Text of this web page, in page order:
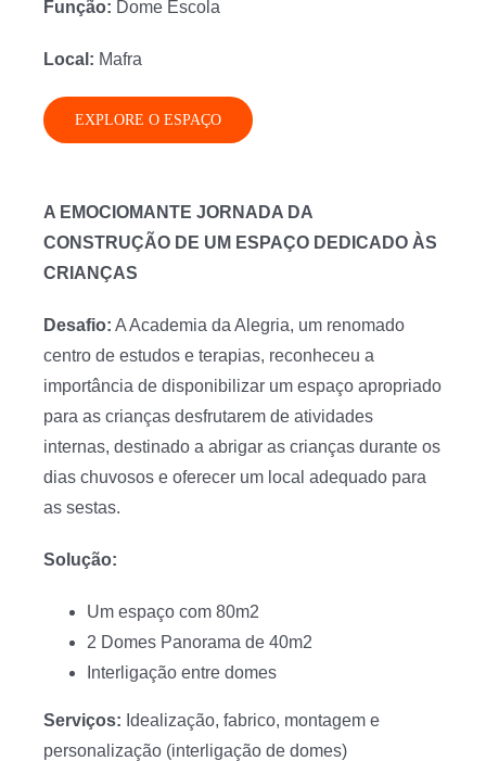
Função: Dome Escola
Local: Mafra
EXPLORE O ESPAÇO
A EMOCIOMANTE JORNADA DA
CONSTRUÇÃO DE UM ESPAÇO DEDICADO ÀS
CRIANÇAS
Desafio: A Academia da Alegria, um renomado
centro de estudos e terapias, reconheceu a
importância de disponibilizar um espaço apropriado
para as crianças desfrutarem de atividades
internas, destinado a abrigar as crianças durante os
dias chuvosos e oferecer um local adequado para
as sestas.
Solução:
Um espaço com 80m2
2 Domes Panorama de 40m2
Interligação entre domes
Serviços: Idealização, fabrico, montagem e
personalização (interligação de domes)